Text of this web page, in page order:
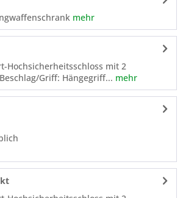
mehr
Hochsicherheitsschloss mit 2
Griff: Hängegriff... mehr